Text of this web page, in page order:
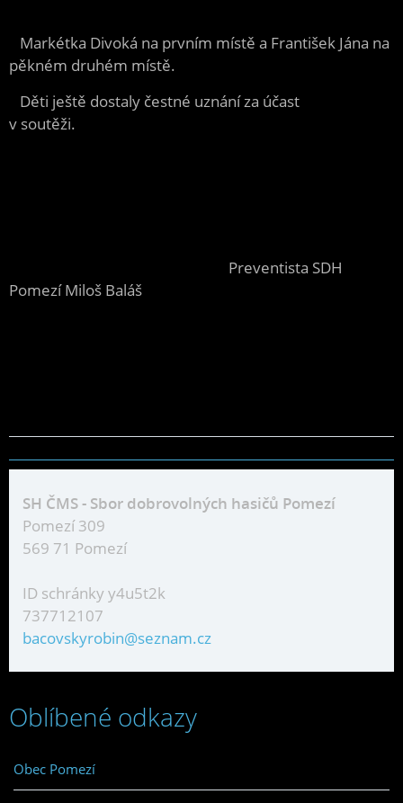
Markétka Divoká na prvním místě a František Jána na
pěkném druhém místě.
Děti ještě dostaly čestné uznání za účast
v soutěži.
Preventista SDH
Pomezí Miloš Baláš
SH ČMS - Sbor dobrovolných hasičů Pomezí
Pomezí 309
569 71 Pomezí
ID schránky y4u5t2k
737712107
bacovskyrobin@seznam.cz
Oblíbené odkazy
Obec Pomezí